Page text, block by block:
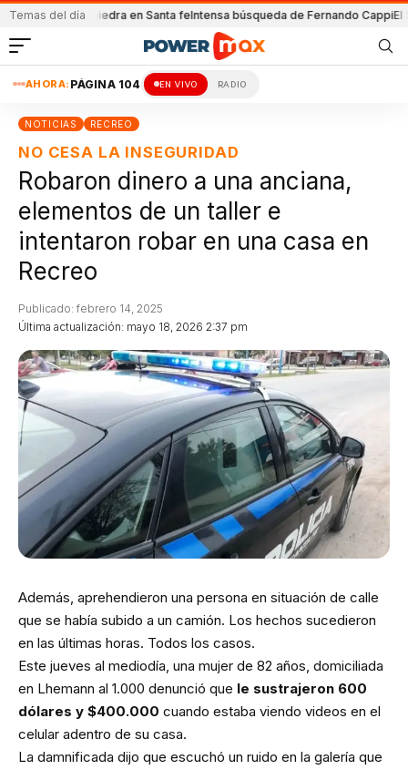
Temas del día
con una piedra en Santa feIntensa búsqueda de Fernando Cappi El
AHORA: PÁGINA 104 EN VIVO RADIO
NOTICIAS RECREO
NO CESA LA INSEGURIDAD
Robaron dinero a una anciana,
elementos de un taller e
intentaron robar en una casa en
Recreo
Última actualización: mayo 18, 2026 2:37 pm
Publicado: febrero 14, 2025
Además, aprehendieron una persona en situación de calle
que se había subido a un camión. Los hechos sucedieron
en las últimas horas. Todos los casos.
Este jueves al mediodía, una mujer de 82 años, domiciliada
en Lhemann al 1.000 denunció que le sustrajeron 600
dólares y $400.000 cuando estaba viendo videos en el
celular adentro de su casa.
La damnificada dijo que escuchó un ruido en la galería que